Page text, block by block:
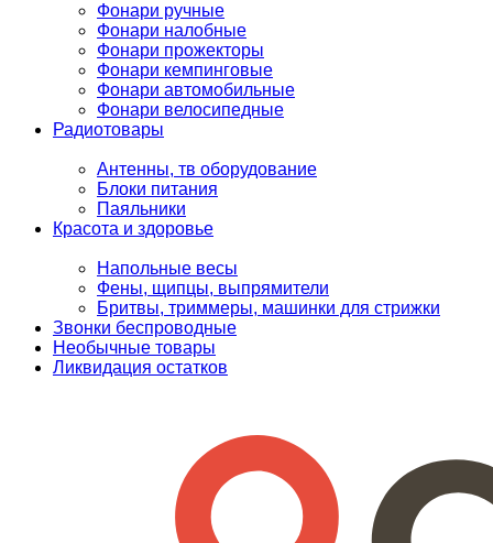
Фонари ручные
Фонари налобные
Фонари прожекторы
Фонари кемпинговые
Фонари автомобильные
Фонари велосипедные
Радиотовары
Антенны, тв оборудование
Блоки питания
Паяльники
Красота и здоровье
Напольные весы
Фены, щипцы, выпрямители
Бритвы, триммеры, машинки для стрижки
Звонки беспроводные
Необычные товары
Ликвидация остатков